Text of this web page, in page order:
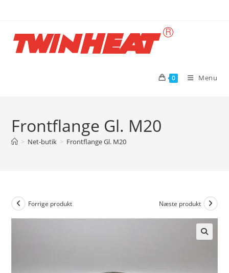
content
0 Menu
Frontflange Gl. M20
> Net-butik > Frontflange Gl. M20
Forrige produkt Næste produkt